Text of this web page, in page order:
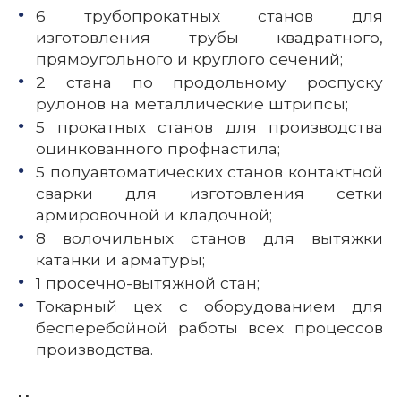
6 трубопрокатных станов для
изготовления трубы квадратного,
прямоугольного и круглого сечений;
2 стана по продольному роспуску
рулонов на металлические штрипсы;
5 прокатных станов для производства
оцинкованного профнастила;
5 полуавтоматических станов контактной
сварки для изготовления сетки
армировочной и кладочной;
8 волочильных станов для вытяжки
катанки и арматуры;
1 просечно-вытяжной стан;
Токарный цех с оборудованием для
бесперебойной работы всех процессов
производства.